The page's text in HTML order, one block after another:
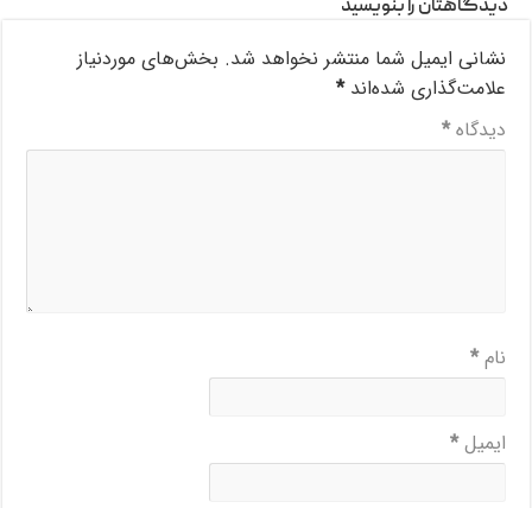
دیدگاهتان را بنویسید
نشانی ایمیل شما منتشر نخواهد شد. بخش‌های موردنیاز
علامت‌گذاری شده‌اند*
دیدگاه*
نام*
ایمیل*